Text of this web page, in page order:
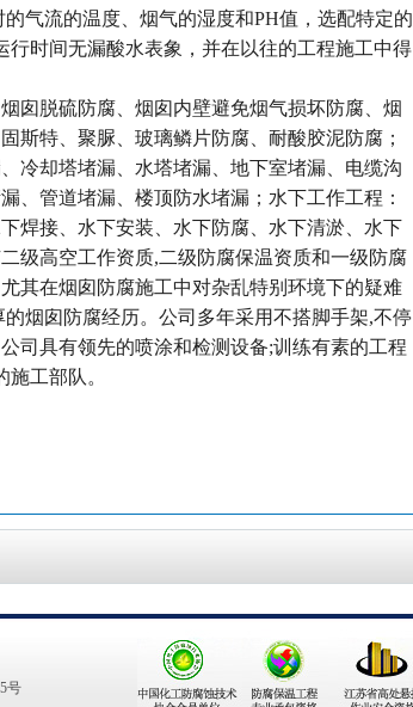
气流的温度、烟气的湿度和PH值，选配特定的
时间无漏酸水表象，并在以往的工程施工中得
脱硫防腐、烟囱内壁避免烟气损坏防腐、烟
斯特、聚脲、玻璃鳞片防腐、耐酸胶泥防腐；
冷却塔堵漏、水塔堵漏、地下室堵漏、电缆沟
、管道堵漏、楼顶防水堵漏；水下工作工程：
焊接、水下安装、水下防腐、水下清淤、水下
级高空工作资质,二级防腐保温资质和一级防腐
其在烟囱防腐施工中对杂乱特别环境下的疑难
烟囱防腐经历。公司多年采用不搭脚手架,不停
司具有领先的喷涂和检测设备;训练有素的工程
工部队。
号